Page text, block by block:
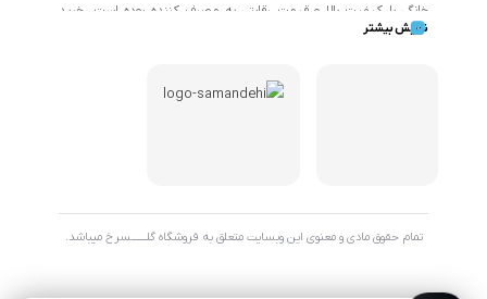
خانگی با کیفیت بالا و قیمت رقابتی به مصرف کننده بوده است. خرید
کالاهای خانگی و تهیه جهیزیه دراین فروشگاه آسان ومطمئن صورت می
فروشگاه اینترنتی گلسرخ به خدمت رسانی گسترده تر و با شرایط بهتر
نمایش بیشتر
تمام حقوق مادی و معنوی این وبسایت متعلق به فروشگاه گلـــــــسرخ میباشد.